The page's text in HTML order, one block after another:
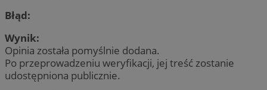
Błąd:
Wynik:
Opinia została pomyślnie dodana.
Po przeprowadzeniu weryfikacji, jej treść zostanie
udostępniona publicznie.